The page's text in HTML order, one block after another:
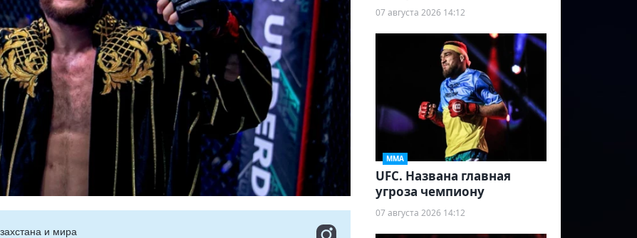
и мира
07 августа 2026 14:12
ММА
UFC. Названа главная
угроза чемпиону
07 августа 2026 14:12